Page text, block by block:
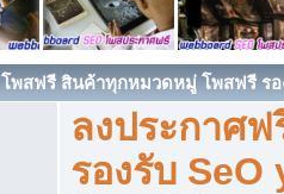
โพสฟรี สินค้าทุกหมวดหมู่ โพสฟรี รอ
ลงประกาศ
รองรับ